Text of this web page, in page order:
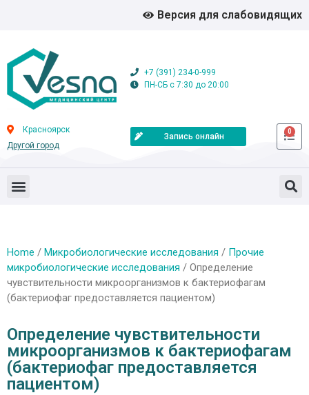
Версия для слабовидящих
+7 (391) 234-0-999
ПН-СБ с 7:30 до 20:00
Красноярск
Другой город
Запись онлайн
0
Home / Микробиологические исследования / Прочие
микробиологические исследования / Определение
чувствительности микроорганизмов к бактериофагам
(бактериофаг предоставляется пациентом)
Определение чувствительности
микроорганизмов к бактериофагам
(бактериофаг предоставляется
пациентом)